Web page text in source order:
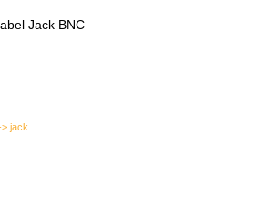
Jack BNC